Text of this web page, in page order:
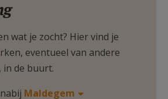
wat je zocht? Hier vind je
eventueel van andere
in de buurt.
Maldegem